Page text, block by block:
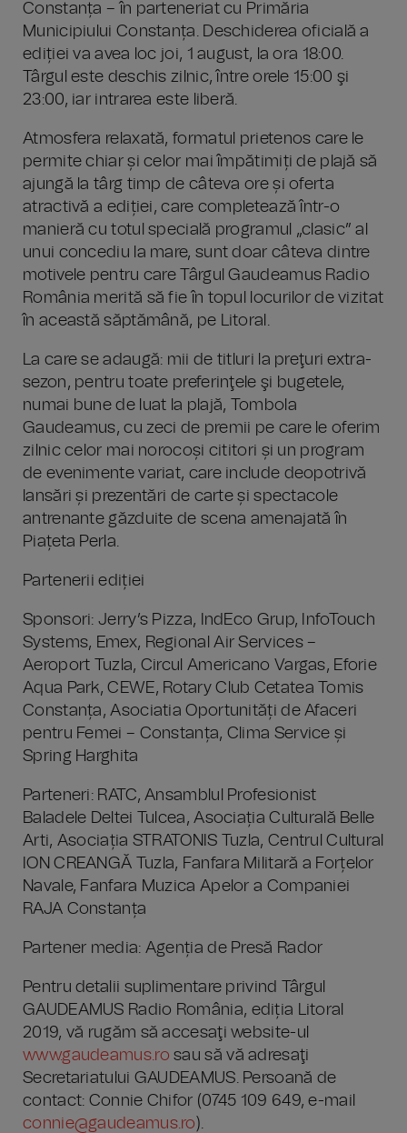
Constanța – în parteneriat cu Primăria
Municipiului Constanța. Deschiderea oficială a
ediției va avea loc joi, 1 august, la ora 18:00.
Târgul este deschis zilnic, între orele 15:00 şi
23:00, iar intrarea este liberă.
Atmosfera relaxată, formatul prietenos care le
permite chiar și celor mai împătimiți de plajă să
ajungă la târg timp de câteva ore și oferta
atractivă a ediției, care completează într-o
manieră cu totul specială programul „clasic” al
unui concediu la mare, sunt doar câteva dintre
motivele pentru care Târgul Gaudeamus Radio
România merită să fie în topul locurilor de vizitat
în această săptămână, pe Litoral.
La care se adaugă: mii de titluri la preţuri extra-
sezon, pentru toate preferinţele şi bugetele,
numai bune de luat la plajă, Tombola
Gaudeamus, cu zeci de premii pe care le oferim
zilnic celor mai norocoși cititori și un program
de evenimente variat, care include deopotrivă
lansări și prezentări de carte și spectacole
antrenante găzduite de scena amenajată în
Piațeta Perla.
Partenerii ediției
Sponsori: Jerry’s Pizza, IndEco Grup, InfoTouch
Systems, Emex, Regional Air Services –
Aeroport Tuzla, Circul Americano Vargas, Eforie
Aqua Park, CEWE, Rotary Club Cetatea Tomis
Constanța, Asociatia Oportunități de Afaceri
pentru Femei – Constanța, Clima Service și
Spring Harghita
Parteneri: RATC, Ansamblul Profesionist
Baladele Deltei Tulcea, Asociația Culturală Belle
Arti, Asociația STRATONIS Tuzla, Centrul Cultural
ION CREANGĂ Tuzla, Fanfara Militară a Forțelor
Navale, Fanfara Muzica Apelor a Companiei
RAJA Constanța
Partener media: Agenția de Presă Rador
Pentru detalii suplimentare privind Târgul
GAUDEAMUS Radio România, ediția Litoral
2019, vă rugăm să accesaţi website-ul
www.gaudeamus.ro sau să vă adresaţi
Secretariatului GAUDEAMUS. Persoană de
contact: Connie Chifor (0745 109 649, e-mail
connie@gaudeamus.ro).